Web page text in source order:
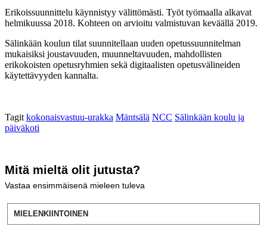
Erikoissuunnittelu käynnistyy välittömästi. Työt työmaalla alkavat
helmikuussa 2018. Kohteen on arvioitu valmistuvan keväällä 2019.
Sälinkään koulun tilat suunnitellaan uuden opetussuunnitelman
mukaisiksi joustavuuden, muunneltavuuden, mahdollisten
erikokoisten opetusryhmien sekä digitaalisten opetusvälineiden
käytettävyyden kannalta.
Tagit kokonaisvastuu-urakka Mäntsälä NCC Sälinkään koulu ja
päiväkoti
Mitä mieltä olit jutusta?
Vastaa ensimmäisenä mieleen tuleva
MIELENKIINTOINEN